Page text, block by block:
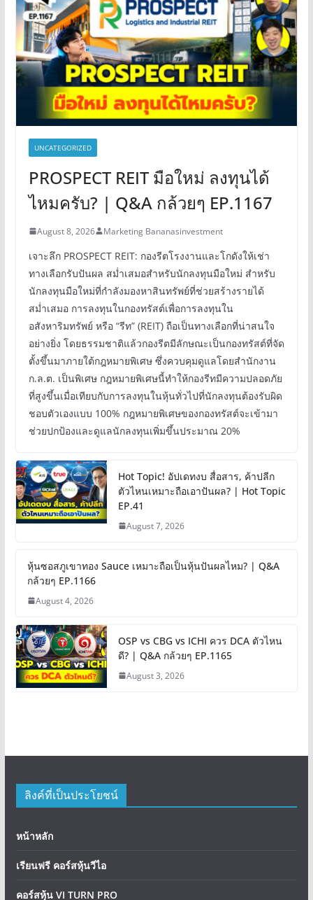
UNCATEGORIZED
PROSPECT REIT มือใหม่ ลงทุนได้
ไหมครับ? | Q&A กล้วยๆ EP.1167
August 8, 2026 Marketing Bananasinvestment
เจาะลึก PROSPECT REIT: กองรีตโรงงานและโกดังให้เช่า
ทางเลือกรับปันผล สม่ำเสมอสำหรับนักลงทุนมือใหม่ สำหรับ
นักลงทุนมือใหม่ที่กำลังมองหาสินทรัพย์ที่ช่วยสร้างรายได้
สม่ำเสมอ การลงทุนในกองทรัสต์เพื่อการลงทุนใน
อสังหาริมทรัพย์ หรือ “รีท” (REIT) ถือเป็นทางเลือกที่น่าสนใจ
อย่างยิ่ง โดยธรรมชาติแล้วกองรีตมีลักษณะเป็นกองทรัสต์ที่จัด
ตั้งขึ้นมาภายใต้กฎหมายพิเศษ ซึ่งควบคุมดูแลโดยสำนักงาน
ก.ล.ต. เป็นพิเศษ กฎหมายพิเศษนี้ทำให้กองรีทมีความปลอดภัย
ที่สูงขึ้นเมื่อเทียบกับการลงทุนในหุ้นทั่วไปที่นักลงทุนต้องรับผิด
ชอบตัวเองแบบ 100% กฎหมายพิเศษของกองทรัสต์จะเข้ามา
ช่วยปกป้องและดูแลนักลงทุนเพิ่มขึ้นประมาณ 20%
Hot Topic! อัปเดทงบ สื่อสาร, ค้าปลีก
ตัวไหนเหมาะถือเอาปันผล? | Hot Topic
EP.41
August 7, 2026
หุ้นซอสภูเขาทอง Sauce เหมาะถือเป็นหุ้นปันผลไหม? | Q&A
กล้วยๆ EP.1166
August 4, 2026
OSP vs CBG vs ICHI ควร DCA ตัวไหน
ดี? | Q&A กล้วยๆ EP.1165
August 3, 2026
ลิงค์ที่เป็นประโยชน์
หน้าหลัก
เรียนฟรี คอร์สหุ้นวีไอ
คอร์สหุ้น VI TURN PRO